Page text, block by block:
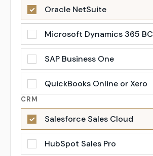
✓ Oracle NetSuite
Microsoft Dynamics 365 BC
SAP Business One
QuickBooks Online or Xero
CRM
✓ Salesforce Sales Cloud
HubSpot Sales Pro